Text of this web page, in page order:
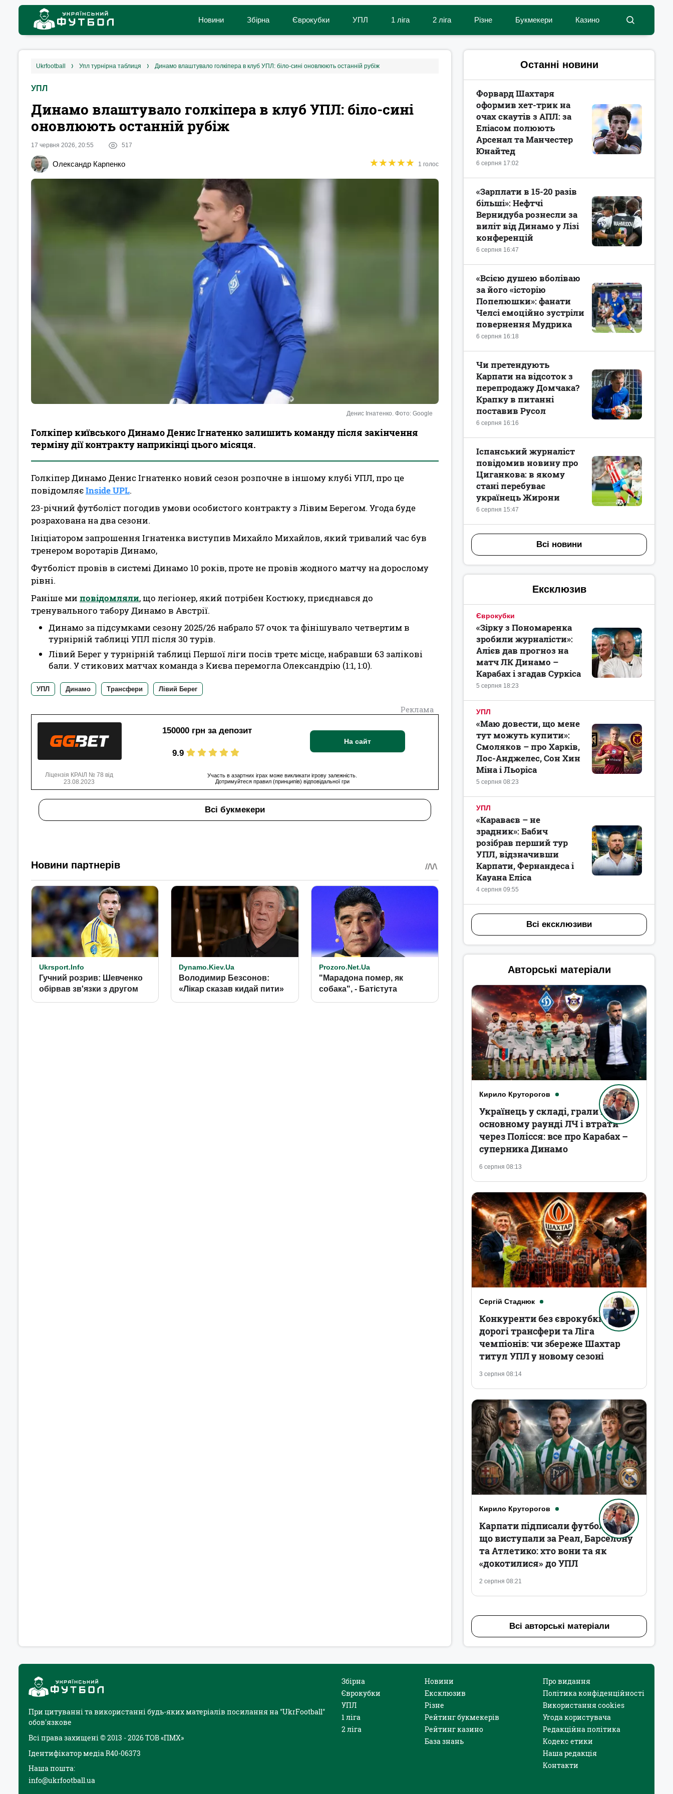
Новини Збірна Єврокубки УПЛ 1 ліга 2 ліга Різне Букмекери Казино
ukrfootball упл турнірна таблиця Динамо влаштувало голкіпера в клуб УПЛ: біло-сині оновлюють останній рубіж
УПЛ
Динамо влаштувало голкіпера в клуб УПЛ: біло-сині
оновлюють останній рубіж
17 червня 2026, 20:55 517
Олександр Карпенко ★★★★★
★★★★★ 1 голос
Денис Ігнатенко. Фото: Google
Голкіпер київського Динамо Денис Ігнатенко залишить команду після закінчення
терміну дії контракту наприкінці цього місяця.
Голкіпер Динамо Денис Ігнатенко новий сезон розпочне в іншому клубі УПЛ, про це
повідомляєInside UPL.
23-річний футболіст погодив умови особистого контракту з Лівим Берегом. Угода буде
розрахована на два сезони.
Ініціатором запрошення Ігнатенка виступив Михайло Михайлов, який тривалий час був
тренером воротарів Динамо,
Футболіст провів в системі Динамо 10 років, проте не провів жодного матчу на дорослому
рівні.
Раніше ми повідомляли, що легіонер, який потрібен Костюку, приєднався до
тренувального табору Динамо в Австрії.
Динамо за підсумками сезону 2025/26 набрало 57 очок та фінішувало четвертим в
турнірній таблиці УПЛ після 30 турів.
Лівий Берег у турнірній таблиці Першої ліги посів третє місце, набравши 63 залікові
бали. У стикових матчах команда з Києва перемогла Олександрію (1:1, 1:0).
УПЛ Динамо Трансфери Лівий Берег
Реклама
150000 грн за депозит
9.9
На сайт
Ліцензія КРАІЛ № 78 від
23.08.2023
Участь в азартних іграх може викликати ігрову залежність.
Дотримуйтеся правил (принципів) відповідальної гри
Всі букмекери
Останні новини
6 серпня 17:02
Форвард Шахтаря
оформив хет-трик на
очах скаутів з АПЛ: за
Еліасом полюють
Арсенал та Манчестер
Юнайтед
6 серпня 16:47
«Зарплати в 15-20 разів
більші»: Нефтчі
Вернидуба рознесли за
виліт від Динамо у Лізі
конференцій
6 серпня 16:18
«Всією душею вболіваю
за його «історію
Попелюшки»: фанати
Челсі емоційно зустріли
повернення Мудрика
6 серпня 16:16
Чи претендують
Карпати на відсоток з
перепродажу Домчака?
Крапку в питанні
поставив Русол
6 серпня 15:47
Іспанський журналіст
повідомив новину про
Циганкова: в якому
стані перебуває
українець Жирони
Всі новини
Ексклюзив
Єврокубки
5 серпня 18:23
«Зірку з Пономаренка
зробили журналісти»:
Алієв дав прогноз на
матч ЛК Динамо –
Карабах і згадав Суркіса
УПЛ
5 серпня 08:23
«Маю довести, що мене
тут можуть купити»:
Смоляков – про Харків,
Лос-Анджелес, Сон Хин
Міна і Льоріса
УПЛ
4 серпня 09:55
«Караваєв – не
зрадник»: Бабич
розібрав перший тур
УПЛ, відзначивши
Карпати, Фернандеса і
Кауана Еліса
Всі ексклюзиви
Авторські матеріали
Кирило Круторогов
6 серпня 08:13
Українець у складі, грали в
основному раунді ЛЧ і втрати
через Полісся: все про Карабах –
суперника Динамо
Сергій Стаднюк
3 серпня 08:14
Конкуренти без єврокубків,
дорогі трансфери та Ліга
чемпіонів: чи збереже Шахтар
титул УПЛ у новому сезоні
Кирило Круторогов
2 серпня 08:21
Карпати підписали футболістів,
що виступали за Реал, Барселону
та Атлетико: хто вони та як
«докотилися» до УПЛ
Всі авторські матеріали
При цитуванні та використанні будь-яких матеріалів посилання на "UkrFootball"
обов'язкове
Всі права захищені © 2013 - 2026 ТОВ «ПМХ»
Ідентифікатор медіа R40-06373
Наша пошта:
info@ukrfootball.ua
Збірна
Єврокубки
УПЛ
1 ліга
2 ліга
Новини
Ексклюзив
Різне
Рейтинг букмекерів
Рейтинг казино
База знань
Про видання
Політика конфіденційності
Використання cookies
Угода користувача
Редакційна політика
Кодекс етики
Наша редакція
Контакти